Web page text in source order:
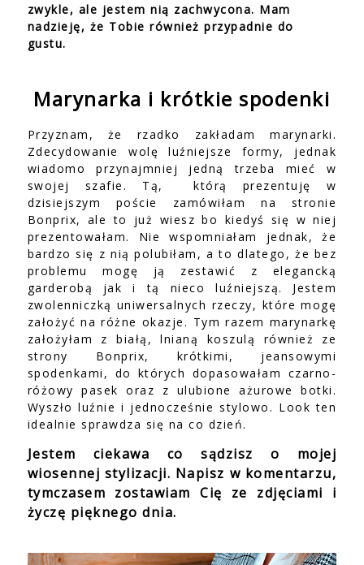
zwykle, ale jestem nią zachwycona. Mam
nadzieję, że Tobie również przypadnie do
gustu.
Marynarka i krótkie spodenki
Przyznam, że rzadko zakładam marynarki.
Zdecydowanie wolę luźniejsze formy, jednak
wiadomo przynajmniej jedną trzeba mieć w
swojej szafie. Tą, którą prezentuję w
dzisiejszym poście zamówiłam na stronie
Bonprix, ale to już wiesz bo kiedyś się w niej
prezentowałam. Nie wspomniałam jednak, że
bardzo się z nią polubiłam, a to dlatego, że bez
problemu mogę ją zestawić z elegancką
garderobą jak i tą nieco luźniejszą. Jestem
zwolenniczką uniwersalnych rzeczy, które mogę
założyć na różne okazje. Tym razem marynarkę
założyłam z białą, lnianą koszulą również ze
strony Bonprix, krótkimi, jeansowymi
spodenkami, do których dopasowałam czarno-
różowy pasek oraz z ulubione ażurowe botki.
Wyszło luźnie i jednocześnie stylowo. Look ten
idealnie sprawdza się na co dzień.
Jestem ciekawa co sądzisz o mojej
wiosennej stylizacji. Napisz w komentarzu,
tymczasem zostawiam Cię ze zdjęciami i
życzę pięknego dnia.